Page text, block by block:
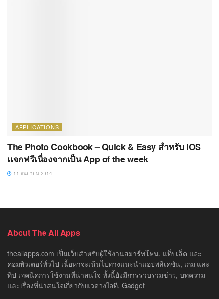
APPLICATIONS
The Photo Cookbook – Quick & Easy สำหรับ iOS
แจกฟรีเนื่องจากเป็น App of the week
11 กันยายน 2014
About The All Apps
theallapps.com เป็นเว็บสำหรับผู้ใช้งานสมาร์ทโฟน, แท็บเล็ต และ
คอมพิวเตอร์ทั่วไป เนื้อหาจะเน้นไปทางแนะนำแอปพลิเคชัน, เกม และ
ทิป เทคนิคการใช้งานที่น่าสนใจ ทั้งนี้ยังมีการรวบรวมข่าว, บทความ
และเรื่องที่น่าสนใจเกี่ยวกับแวดวงไอที, Gadget